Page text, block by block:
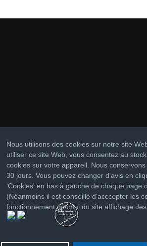
Nous utilisons des cookies sur notre site
utiliser ce site Web, vous consentez au
cookies sur votre appareil. Nous
30 jours. Vous pouvez changer d'avis en
'Cookies' en bas à gauche de chaque page
(Néanmoins il est conseillé d'acccepter les
fonctionnement optimal du site affichage
plus